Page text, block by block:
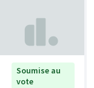
Soumise au
vote